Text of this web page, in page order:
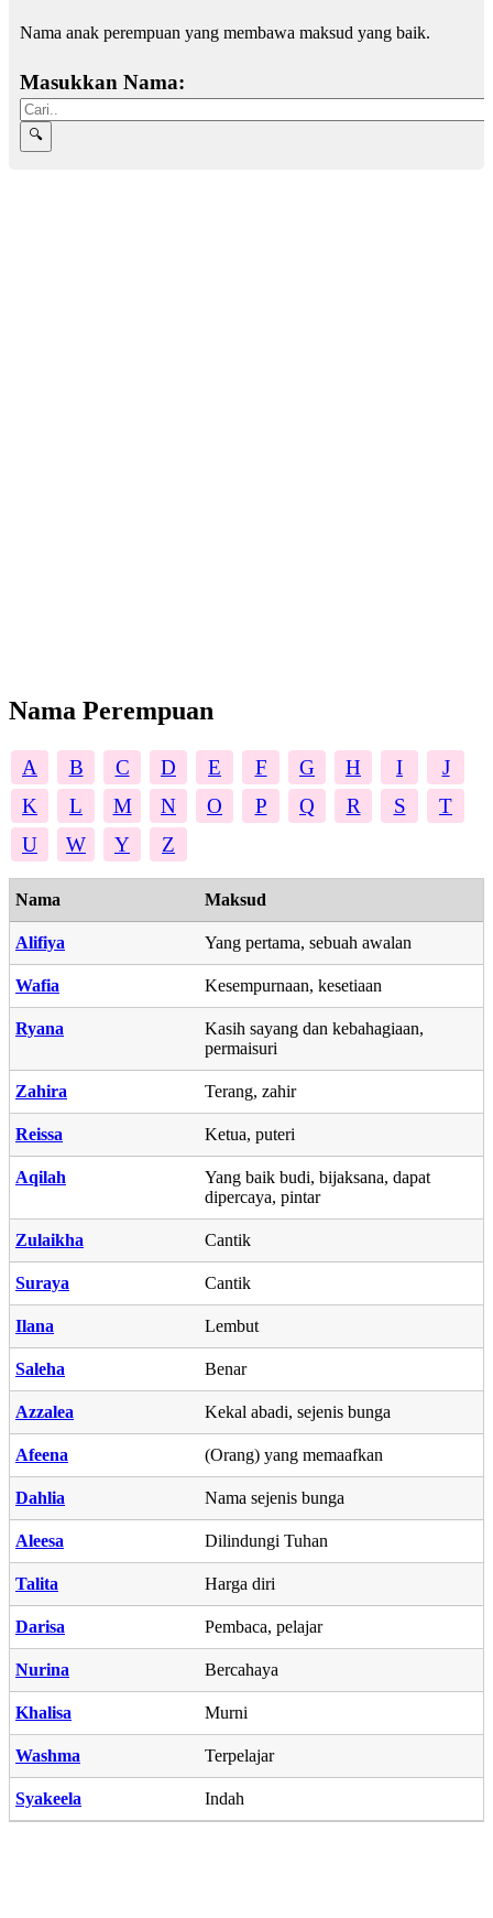
Nama anak perempuan yang membawa maksud yang baik.
Masukkan Nama:
Nama Perempuan
A B C D E F G H I
J
K
L M N O P Q R S
T
U
W Y Z
Nama Maksud
Alifiya Yang pertama, sebuah awalan
Wafia Kesempurnaan, kesetiaan
Ryana
Kasih sayang dan kebahagiaan,
permaisuri
Zahira Terang, zahir
Reissa Ketua, puteri
Aqilah
Yang baik budi, bijaksana, dapat
dipercaya, pintar
Zulaikha Cantik
Suraya Cantik
Ilana Lembut
Saleha Benar
Azzalea Kekal abadi, sejenis bunga
Afeena (Orang) yang memaafkan
Dahlia Nama sejenis bunga
Aleesa Dilindungi Tuhan
Talita Harga diri
Darisa Pembaca, pelajar
Nurina Bercahaya
Khalisa Murni
Washma Terpelajar
Syakeela Indah